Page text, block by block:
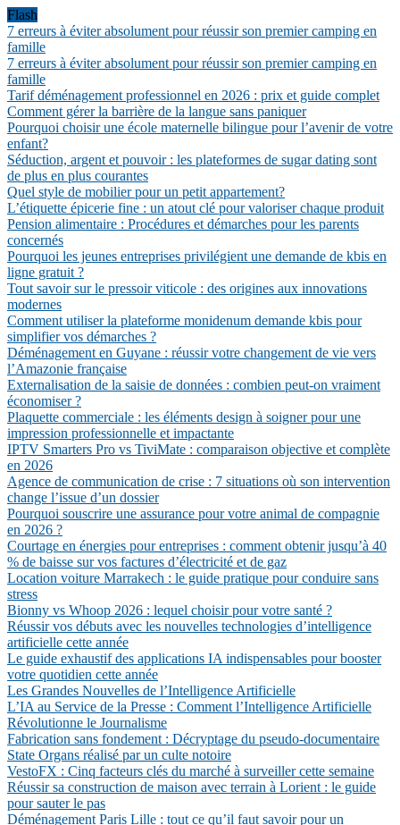
Flash
7 erreurs à éviter absolument pour réussir son premier camping en
famille
7 erreurs à éviter absolument pour réussir son premier camping en
famille
Tarif déménagement professionnel en 2026 : prix et guide complet
Comment gérer la barrière de la langue sans paniquer
Pourquoi choisir une école maternelle bilingue pour l’avenir de votre
enfant?
Séduction, argent et pouvoir : les plateformes de sugar dating sont
de plus en plus courantes
Quel style de mobilier pour un petit appartement?
L’étiquette épicerie fine : un atout clé pour valoriser chaque produit
Pension alimentaire : Procédures et démarches pour les parents
concernés
Pourquoi les jeunes entreprises privilégient une demande de kbis en
ligne gratuit ?
Tout savoir sur le pressoir viticole : des origines aux innovations
modernes
Comment utiliser la plateforme monidenum demande kbis pour
simplifier vos démarches ?
Déménagement en Guyane : réussir votre changement de vie vers
l’Amazonie française
Externalisation de la saisie de données : combien peut-on vraiment
économiser ?
Plaquette commerciale : les éléments design à soigner pour une
impression professionnelle et impactante
IPTV Smarters Pro vs TiviMate : comparaison objective et complète
en 2026
Agence de communication de crise : 7 situations où son intervention
change l’issue d’un dossier
Pourquoi souscrire une assurance pour votre animal de compagnie
en 2026 ?
Courtage en énergies pour entreprises : comment obtenir jusqu’à 40
% de baisse sur vos factures d’électricité et de gaz
Location voiture Marrakech : le guide pratique pour conduire sans
stress
Bionny vs Whoop 2026 : lequel choisir pour votre santé ?
Réussir vos débuts avec les nouvelles technologies d’intelligence
artificielle cette année
Le guide exhaustif des applications IA indispensables pour booster
votre quotidien cette année
Les Grandes Nouvelles de l’Intelligence Artificielle
L’IA au Service de la Presse : Comment l’Intelligence Artificielle
Révolutionne le Journalisme
Fabrication sans fondement : Décryptage du pseudo-documentaire
State Organs réalisé par un culte notoire
VestoFX : Cinq facteurs clés du marché à surveiller cette semaine
Réussir sa construction de maison avec terrain à Lorient : le guide
pour sauter le pas
Déménagement Paris Lille : tout ce qu’il faut savoir pour un